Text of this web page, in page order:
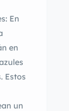
En
en
Estos
un